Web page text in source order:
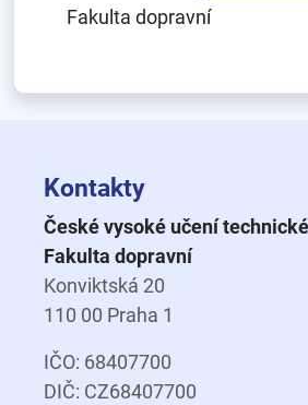
Fakulta dopravní
Kontakty
České vysoké učení
Fakulta dopravní
Konviktská 20
110 00 Praha 1
IČO: 68407700
DIČ: CZ68407700